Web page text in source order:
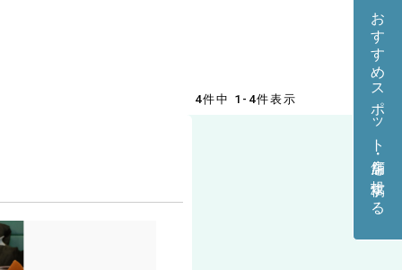
4件中 1-4件表示 おすすめスポット・店舗を投稿する